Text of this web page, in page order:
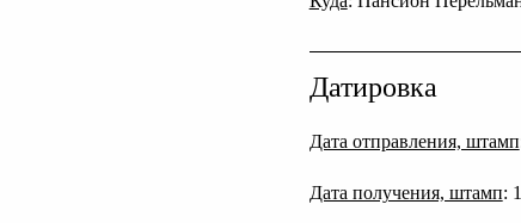
Датировка
Дата отправления, штамп
Дата получения, штамп: